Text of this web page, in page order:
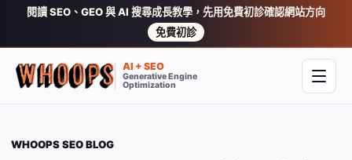
閱讀 SEO、GEO 與 AI 搜尋成長教學，先用免費初診確認網站方向
免費初診
AI + SEO
Generative Engine
Optimization
開啟
WHOOPS SEO BLOG